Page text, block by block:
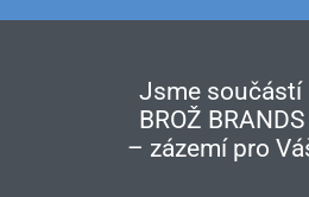
Jsme součástí
BROŽ
– zázemí pro